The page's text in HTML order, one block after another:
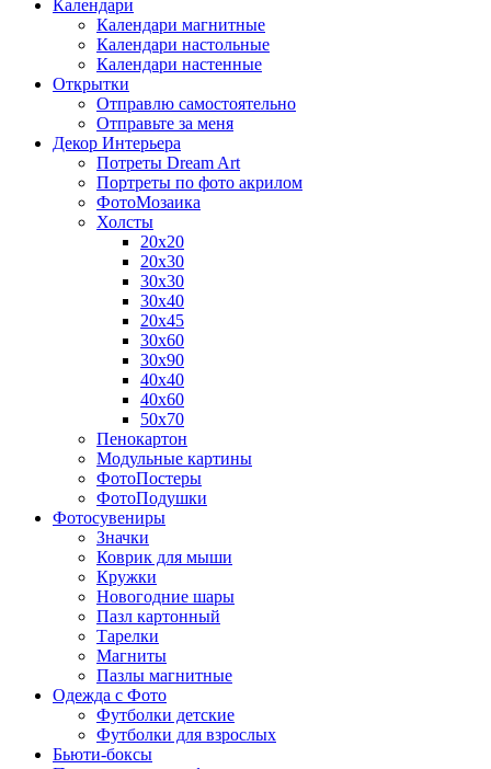
Календари
Календари магнитные
Календари настольные
Календари настенные
Открытки
Отправлю самостоятельно
Отправьте за меня
Декор Интерьера
Потреты Dream Art
Портреты по фото акрилом
ФотоМозаика
Холсты
20х20
20х30
30х30
30х40
20х45
30х60
30х90
40х40
40х60
50х70
Пенокартон
Модульные картины
ФотоПостеры
ФотоПодушки
Фотоcувениры
Значки
Коврик для мыши
Кружки
Новогодние шары
Пазл картонный
Тарелки
Магниты
Пазлы магнитные
Одежда с Фото
Футболки детские
Футболки для взрослых
Бьюти-боксы